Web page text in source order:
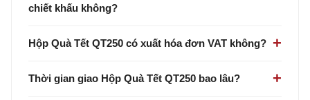
chiết khấu không?
Hộp Quà Tết QT250 có xuất hóa đơn VAT không?
Thời gian giao Hộp Quà Tết QT250 bao lâu?